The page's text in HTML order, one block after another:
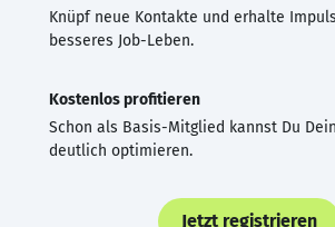
Knüpf neue Kontakte und erhalte
besseres Job-Leben.
Kostenlos profitieren
Schon als Basis-Mitglied kannst Du
deutlich optimieren.
Jetzt registrieren